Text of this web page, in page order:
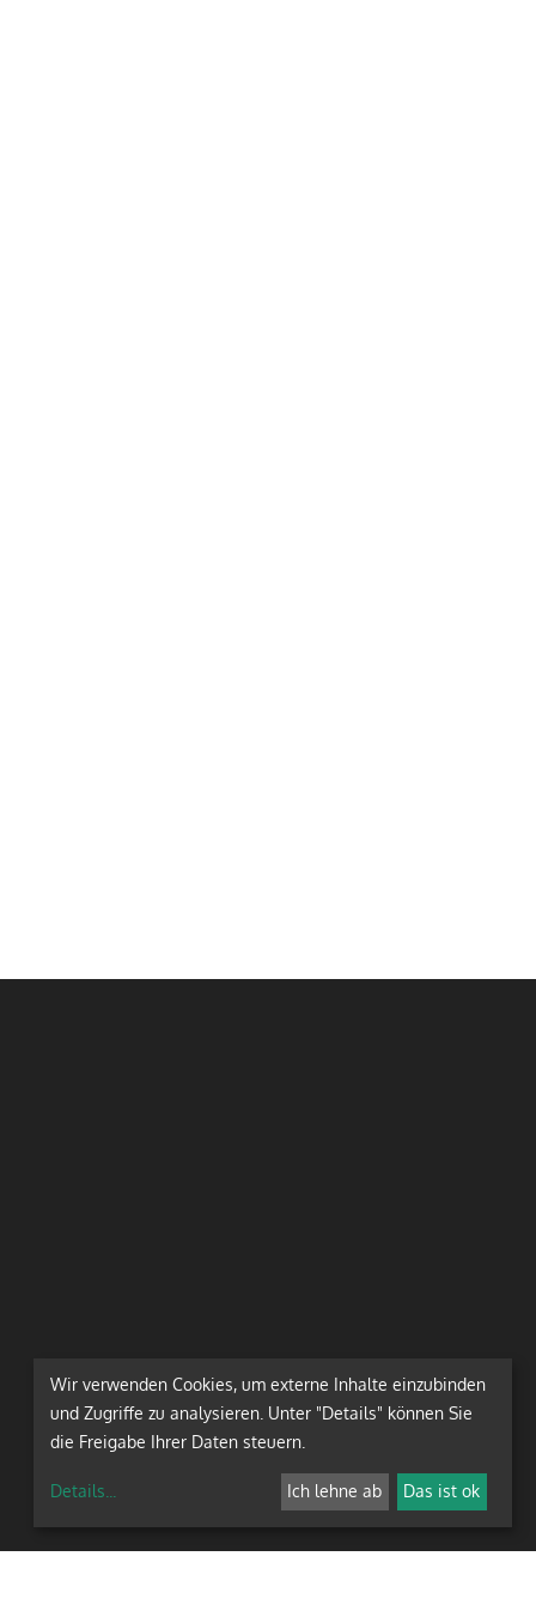
Wir verwenden Cookies, um externe Inhalte einzubinden
und Zugriffe zu analysieren. Unter "Details" können Sie
die Freigabe Ihrer Daten steuern.
Details... Ich lehne ab Das ist ok